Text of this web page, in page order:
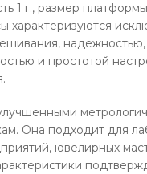
1 г., размер
характеризуются
надежностью,
и простотой
Она подходит для
ювелирных